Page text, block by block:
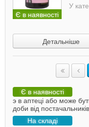
Є в наявності
У
Детальніше
Є в наявності
э в аптеці або може
доби від
На складі